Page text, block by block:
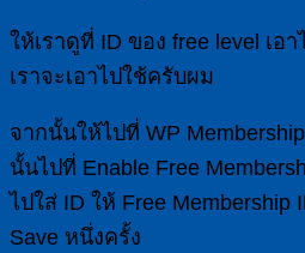
ให้เราดูที่ ID ของ free level เอ
เราจะเอาไปใช้ครับผม
จากนั้นให้ไปที่ WP
นั้นไปที่ Enable Free
ไปใส่ ID ให้ Free Membership
Save หนึ่งครั้ง